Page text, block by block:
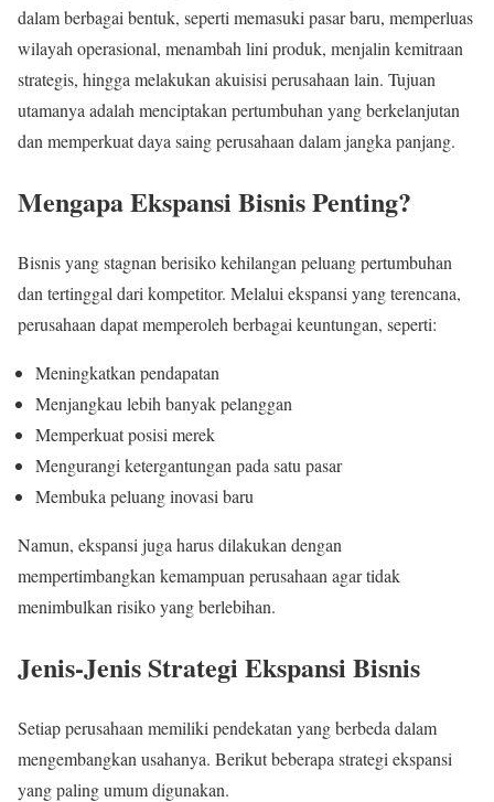
dalam berbagai bentuk, seperti memasuki pasar baru, memperluas
wilayah operasional, menambah lini produk, menjalin kemitraan
strategis, hingga melakukan akuisisi perusahaan lain. Tujuan
utamanya adalah menciptakan pertumbuhan yang berkelanjutan
dan memperkuat daya saing perusahaan dalam jangka panjang.
Mengapa Ekspansi Bisnis Penting?
Bisnis yang stagnan berisiko kehilangan peluang pertumbuhan
dan tertinggal dari kompetitor. Melalui ekspansi yang terencana,
perusahaan dapat memperoleh berbagai keuntungan, seperti:
Meningkatkan pendapatan
Menjangkau lebih banyak pelanggan
Memperkuat posisi merek
Mengurangi ketergantungan pada satu pasar
Membuka peluang inovasi baru
Namun, ekspansi juga harus dilakukan dengan
mempertimbangkan kemampuan perusahaan agar tidak
menimbulkan risiko yang berlebihan.
Jenis-Jenis Strategi Ekspansi Bisnis
Setiap perusahaan memiliki pendekatan yang berbeda dalam
mengembangkan usahanya. Berikut beberapa strategi ekspansi
yang paling umum digunakan.